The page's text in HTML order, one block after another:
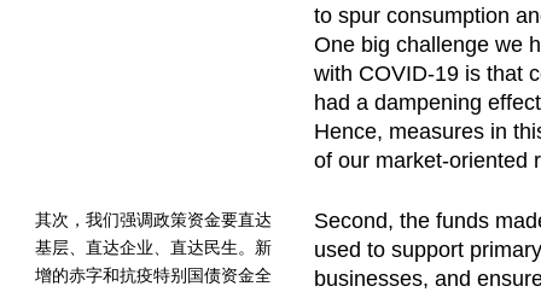
to spur consumption
One big challenge we
with COVID-19 is that
had a dampening
Hence, measures in
of our market-oriented
其次，我们强调政策资金要直达
基层、直达企业、直达民生。新
增的赤字和抗疫特别国债资金全
Second, the funds
used to support
businesses, and